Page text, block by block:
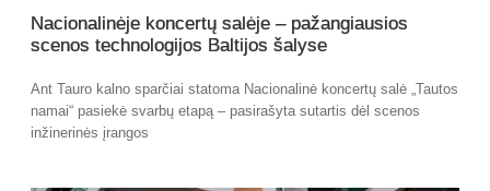
Nacionalinėje koncertų salėje – pažangiausios
scenos technologijos Baltijos šalyse
Ant Tauro kalno sparčiai statoma Nacionalinė koncertų salė „Tautos
namai“ pasiekė svarbų etapą – pasirašyta sutartis dėl scenos
inžinerinės įrangos